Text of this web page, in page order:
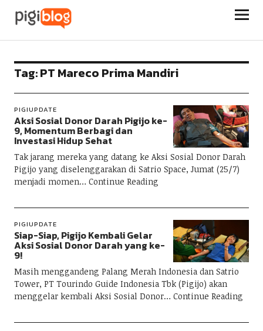
Pigiblog
Tag:PT Mareco Prima Mandiri
PIGIUPDATE
Aksi Sosial Donor Darah Pigijo ke-
9, Momentum Berbagi dan
Investasi Hidup Sehat
Tak jarang mereka yang datang ke Aksi Sosial Donor Darah
Pigijo yang diselenggarakan di Satrio Space, Jumat (25/7)
menjadi momen
Continue Reading
PIGIUPDATE
Siap-Siap, Pigijo Kembali Gelar
Aksi Sosial Donor Darah yang ke-
9!
Masih menggandeng Palang Merah Indonesia dan Satrio
Tower, PT Tourindo Guide Indonesia Tbk (Pigijo) akan
menggelar kembali Aksi Sosial Donor
Continue Reading